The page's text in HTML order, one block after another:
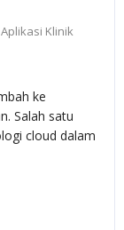
Aplikasi Klinik
ke
Salah satu
cloud dalam